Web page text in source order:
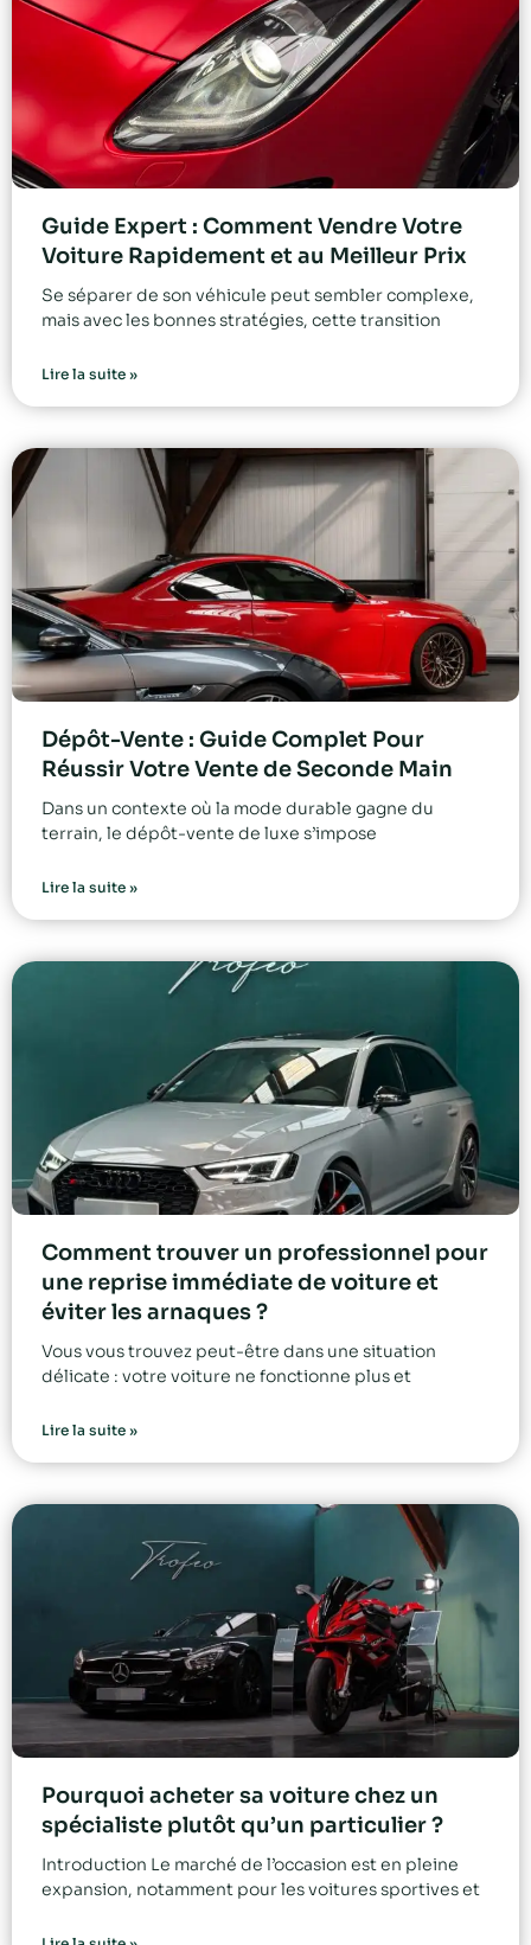
Guide Expert : Comment Vendre Votre
Voiture Rapidement et au Meilleur Prix
Se séparer de son véhicule peut sembler complexe,
mais avec les bonnes stratégies, cette transition
Lire la suite »
Dépôt-Vente : Guide Complet Pour
Réussir Votre Vente de Seconde Main
Dans un contexte où la mode durable gagne du
terrain, le dépôt-vente de luxe s’impose
Lire la suite »
Comment trouver un professionnel pour
une reprise immédiate de voiture et
éviter les arnaques ?
Vous vous trouvez peut-être dans une situation
délicate : votre voiture ne fonctionne plus et
Lire la suite »
Pourquoi acheter sa voiture chez un
spécialiste plutôt qu’un particulier ?
Introduction Le marché de l’occasion est en pleine
expansion, notamment pour les voitures sportives et